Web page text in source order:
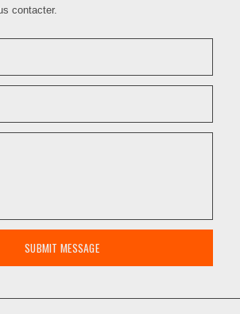
contacter.
SUBMIT MESSAGE